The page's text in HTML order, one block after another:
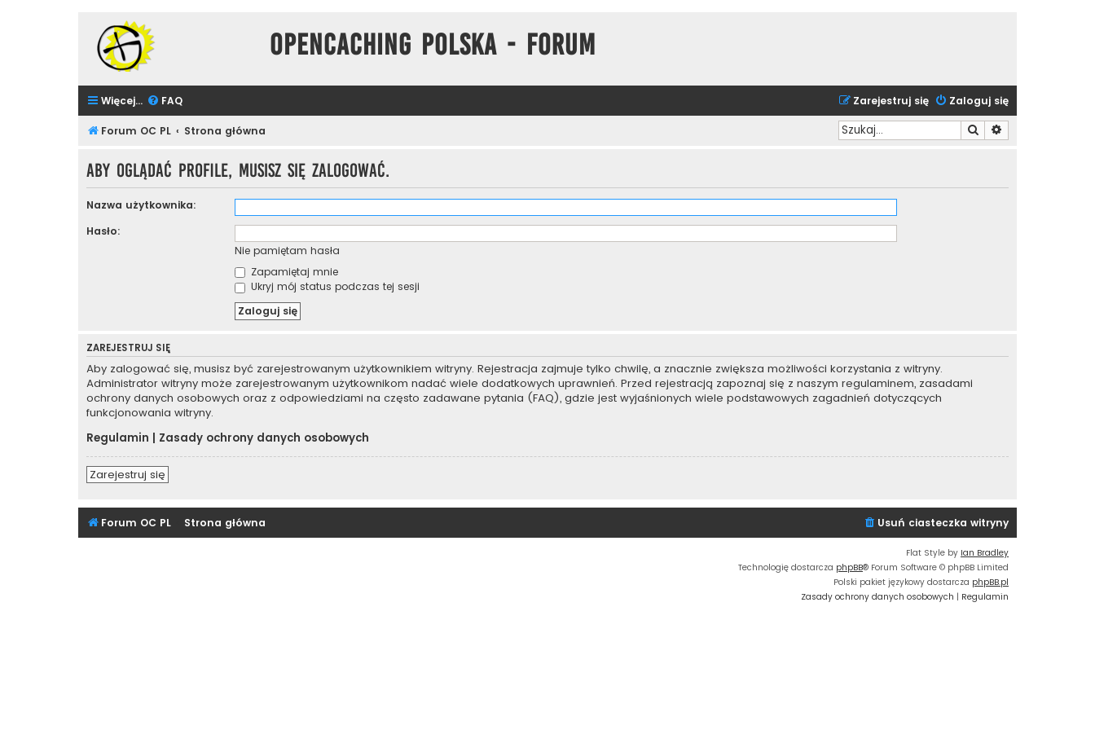
Opencaching Polska - Forum
Więcej… FAQ Zaloguj się
Zarejestruj się
Forum OC PL Strona główna Szukaj
Aby oglądać profile, musisz się zalogować.
Nazwa użytkownika:
Hasło:
Nie pamiętam hasła
Zapamiętaj mnie
Ukryj mój status podczas tej sesji
ZAREJESTRUJ SIĘ
Aby zalogować się, musisz być zarejestrowanym użytkownikiem witryny. Rejestracja zajmuje tylko chwilę, a znacznie zwiększa możliwości korzystania z witryny.
Administrator witryny może zarejestrowanym użytkownikom nadać wiele dodatkowych uprawnień. Przed rejestracją zapoznaj się z naszym regulaminem, zasadami
ochrony danych osobowych oraz z odpowiedziami na często zadawane pytania (FAQ), gdzie jest wyjaśnionych wiele podstawowych zagadnień dotyczących
funkcjonowania witryny.
Regulamin
Zasady ochrony danych osobowych
Zarejestruj się
Forum OC PL Strona główna Usuń ciasteczka witryny
Flat Style by Ian Bradley
Technologię dostarcza phpBB® Forum Software © phpBB Limited
Polski pakiet językowy dostarcza phpBB.pl
Zasady ochrony danych osobowych | Regulamin